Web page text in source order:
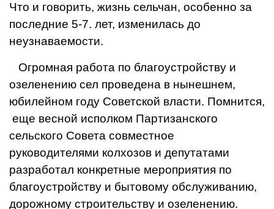
Что и говорить, жизнь сельчан, особенно за
последние 5-7. лет, измени­лась до
неузнаваемости.
Огромная работа по бла­гоустройству и
озеленению сел проведена в нынешнем,
юбилейном году Советской власти. Помнится,
еще вес­ной исполком Партизанского
сельского Совета совместное
руководителями колхозов и депутатами
разработал кон­кретные мероприятия по
благоустройству и бытовому обслуживанию,
дорожному строительству и озеленению.